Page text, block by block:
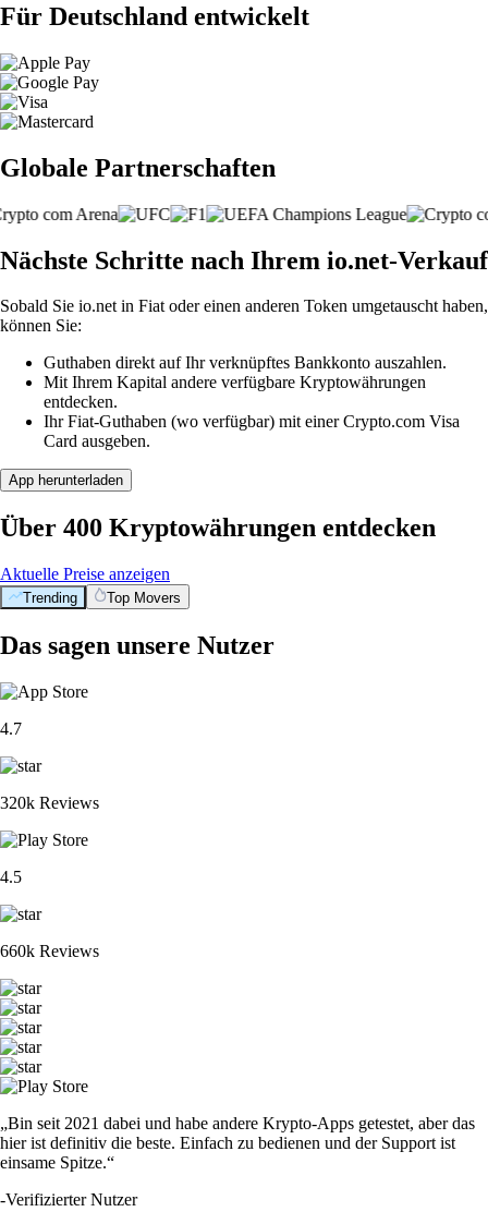
Für Deutschland entwickelt
Globale Partnerschaften
Nächste Schritte nach Ihrem io.net-Verkauf
Sobald Sie io.net in Fiat oder einen anderen Token umgetauscht haben,
können Sie:
Guthaben direkt auf Ihr verknüpftes Bankkonto auszahlen.
Mit Ihrem Kapital andere verfügbare Kryptowährungen
entdecken.
Ihr Fiat-Guthaben (wo verfügbar) mit einer Crypto.com Visa
Card ausgeben.
App herunterladen
Über 400 Kryptowährungen entdecken
Aktuelle Preise anzeigen
Trending Top Movers
Das sagen unsere Nutzer
4.7
320k Reviews
4.5
660k Reviews
„Bin seit 2021 dabei und habe andere Krypto-Apps getestet, aber das
hier ist definitiv die beste. Einfach zu bedienen und der Support ist
einsame Spitze.“
-Verifizierter Nutzer